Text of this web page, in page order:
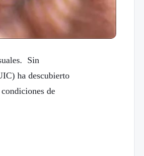
Sin
ha descubierto
de